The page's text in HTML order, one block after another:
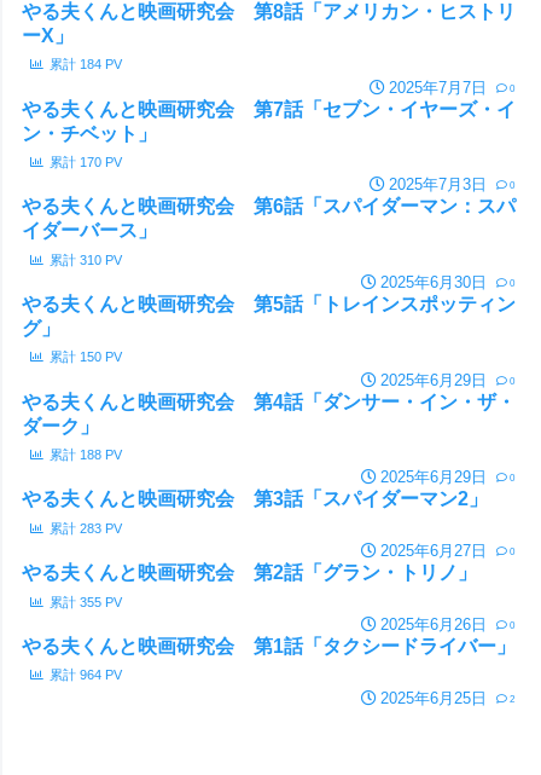
やる夫くんと映画研究会 第8話「アメリカン・ヒストリ
ーX」
累計 184 PV
2025年7月7日 0
やる夫くんと映画研究会 第7話「セブン・イヤーズ・イ
ン・チベット」
累計 170 PV
2025年7月3日 0
やる夫くんと映画研究会 第6話「スパイダーマン：スパ
イダーバース」
累計 310 PV
2025年6月30日 0
やる夫くんと映画研究会 第5話「トレインスポッティン
グ」
累計 150 PV
2025年6月29日 0
やる夫くんと映画研究会 第4話「ダンサー・イン・ザ・
ダーク」
累計 188 PV
2025年6月29日 0
やる夫くんと映画研究会 第3話「スパイダーマン2」
累計 283 PV
2025年6月27日 0
やる夫くんと映画研究会 第2話「グラン・トリノ」
累計 355 PV
2025年6月26日 0
やる夫くんと映画研究会 第1話「タクシードライバー」
累計 964 PV
2025年6月25日 2